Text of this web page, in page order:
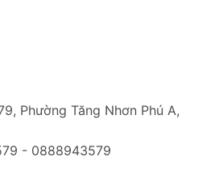
Phường Tăng Nhơn Phú A,
- 0888943579